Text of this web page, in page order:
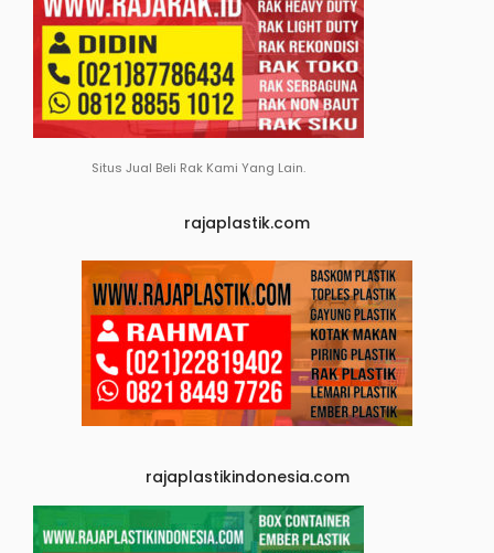
Situs Jual Beli Rak Kami Yang Lain.
rajaplastik.com
rajaplastikindonesia.com